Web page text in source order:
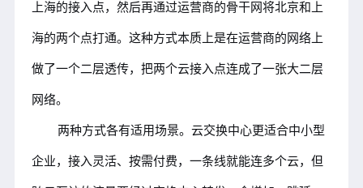
上海的接入点，然后再通过运营商的骨干网将北京和上
海的两个点打通。这种方式本质上是在运营商的网络上
做了一个二层透传，把两个云接入点连成了一张大二层
网络。
两种方式各有适用场景。云交换中心更适合中小型
企业，接入灵活、按需付费，一条线就能连多个云，但